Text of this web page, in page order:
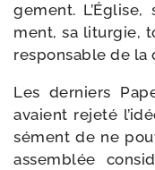
ge­ment.
ment, sa litur­gie,
res­pon­sable de la
Les der­niers
avaient reje­té
sé­ment de ne
assem­blée